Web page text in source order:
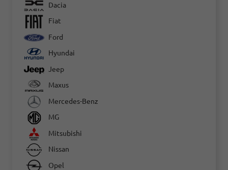
Dacia
Fiat
Ford
Hyundai
Jeep
Maxus
Mercedes-Benz
MG
Mitsubishi
Nissan
Opel